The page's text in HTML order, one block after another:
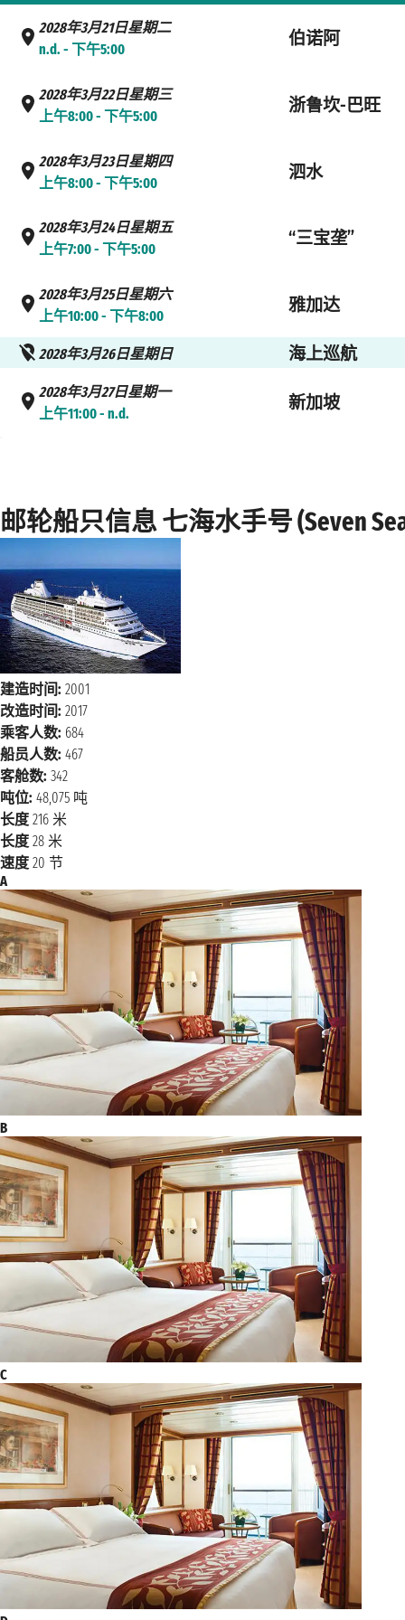
2028年3月21日星期二
n.d. - 下午5:00
伯诺阿
2028年3月22日星期三
上午8:00 - 下午5:00
浙鲁坎-巴旺
2028年3月23日星期四
上午8:00 - 下午5:00
泗水
2028年3月24日星期五
上午7:00 - 下午5:00
“三宝垄”
2028年3月25日星期六
上午10:00 - 下午8:00
雅加达
2028年3月26日星期日 海上巡航
2028年3月27日星期一
上午11:00 - n.d.
新加坡
2028年3月29日星期三
上午7:00 - 下午4:00
巴生港
2028年3月30日星期四
上午11:00 - 下午7:00
2028年3月31日星期五
上午9:00 - 下午6:30
2028年4月1日星期六
2028年4月2日星期日
2028年4月3日星期一
下午1:00 - 下午8:00
2028年4月4日星期二
上午7:00 - 下午5:00
马累
2028年4月6日星期四 海上巡航
2028年4月7日星期五 海上巡航
2028年4月8日星期六 海上巡航
2028年4月9日星期日
上午7:00 - 下午6:00
马埃
2028年4月10日星期一 海上巡航
2028年4月11日星期二
上午7:00 - 下午6:00
安齐拉纳纳
2028年4月12日星期三 海上巡航
2028年4月13日星期四
下午1:00 - n.d.
路易港
2028年4月14日星期五
n.d. 下午5:00
路易港
邮轮船只信息 七海水手号 (Seven
建造时间: 2001
改造时间: 2017
乘客人数: 684
船员人数: 467
客舱数: 342
吨位: 48,075 吨
长度 216 米
长度 28 米
速度 20 节
A
B
C